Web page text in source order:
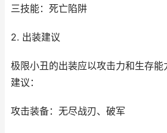
三技能：死亡陷阱
2. 出装建议
极限小丑的出装应以攻击力和生存
建议：
攻击装备：无尽战刃、破军